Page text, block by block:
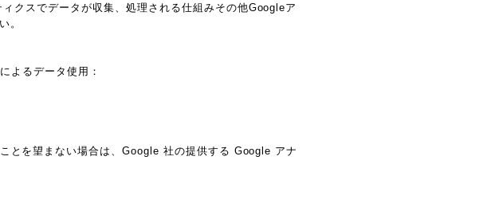
クスでデータが収集、処理される仕組みその他Googleア
。
よるデータ使用：
とを望まない場合は、Google 社の提供する Google アナ